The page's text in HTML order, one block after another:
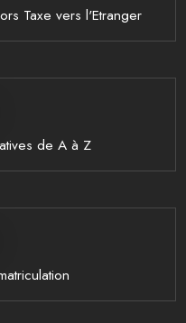
Taxe vers l'Etranger
de A à Z